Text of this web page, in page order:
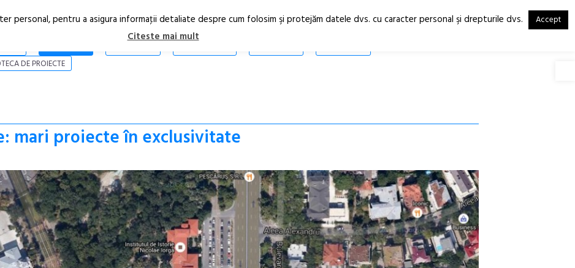
RO
EN
ARTICOLE
DE PROIECTE
mari proiecte în exclusivitate
personal, pentru a asigura informaţii detaliate despre cum folosim şi protejăm datele dvs. cu caracter personal şi drepturile dvs. Accept
Citeste mai mult